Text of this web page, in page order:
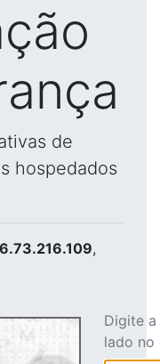
de
hospedados
,
Digite
lado no